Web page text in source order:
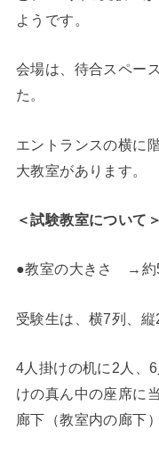
ようです。
会場は、待合スペー
た。
エントランスの横に
大教室があります。
＜試験教室について＞
●教室の大きさ →約
受験生は、横7列、縦
4人掛けの机に2人、
けの真ん中の座席に
廊下（教室内の廊下